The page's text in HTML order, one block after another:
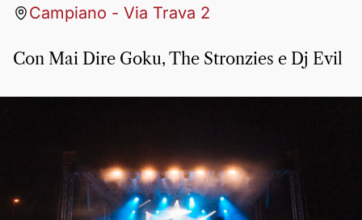
Campiano - Via Trava 2
Con Mai Dire Goku, The Stronzies e Dj Evil